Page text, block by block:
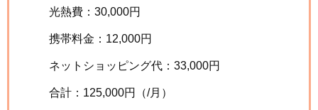
光熱費：30,000円
携帯料金：12,000円
ネットショッピング代：33,000円
合計：125,000円（/月）